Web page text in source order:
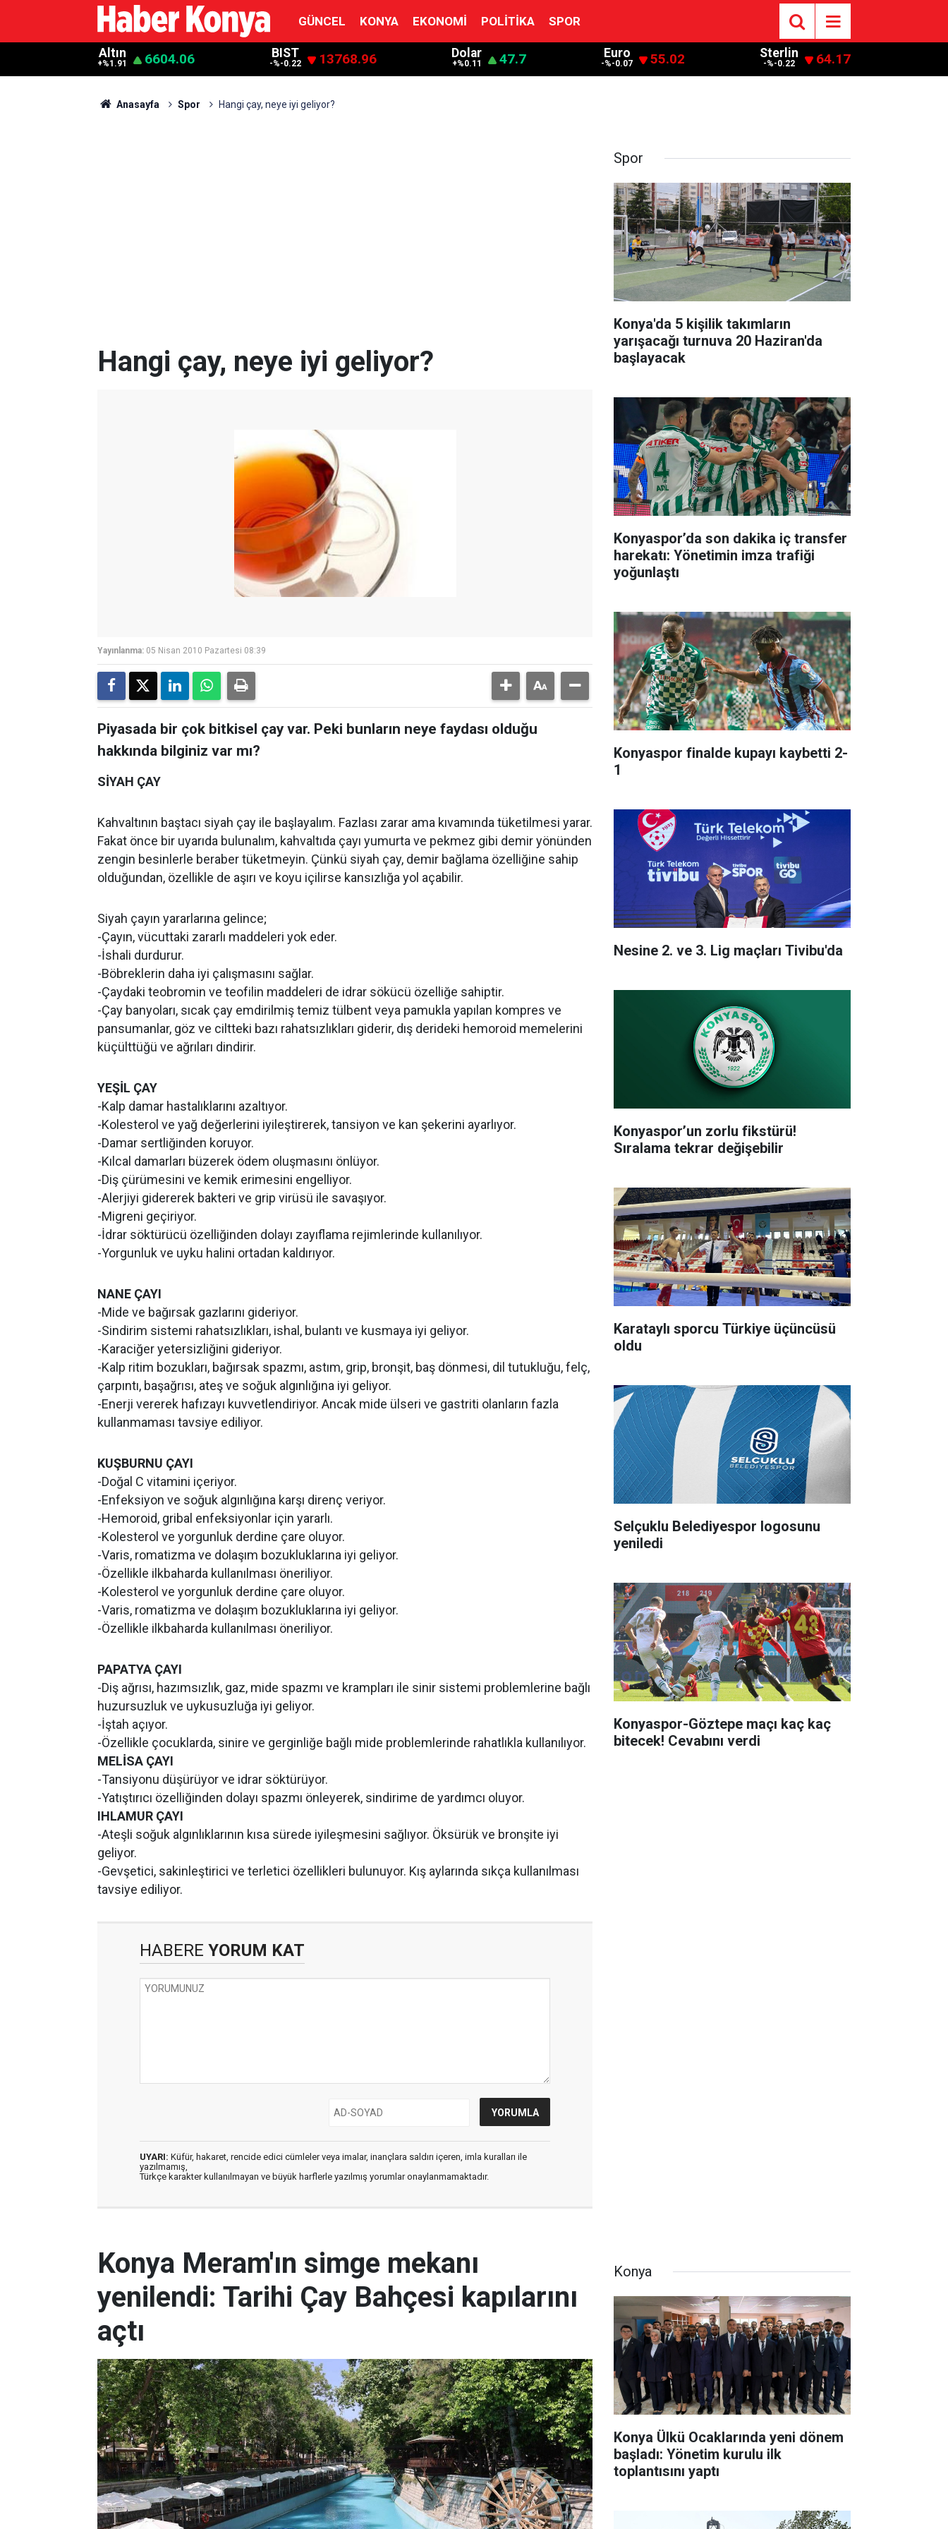
GÜNCEL KONYA EKONOMI POLITIKA SPOR
Altın
+%1.91 6604.06 BIST
-%-0.22 13768.96 Dolar
+%0.11 47.7 Euro
-%-0.07 55.02 Sterlin
-%-0.22 64.17
Anasayfa Spor Hangi çay, neye iyi geliyor?
Hangi çay, neye iyi geliyor?
Yayınlanma: 05 Nisan 2010 Pazartesi 08:39
Piyasada bir çok bitkisel çay var. Peki bunların neye faydası olduğu
hakkında bilginiz var mı?
SİYAH ÇAY
Kahvaltının baştacı siyah çay ile başlayalım. Fazlası zarar ama kıvamında tüketilmesi yarar.
Fakat önce bir uyarıda bulunalım, kahvaltıda çayı yumurta ve pekmez gibi demir yönünden
zengin besinlerle beraber tüketmeyin. Çünkü siyah çay, demir bağlama özelliğine sahip
olduğundan, özellikle de aşırı ve koyu içilirse kansızlığa yol açabilir.
Siyah çayın yararlarına gelince;
-Çayın, vücuttaki zararlı maddeleri yok eder.
-İshali durdurur.
-Böbreklerin daha iyi çalışmasını sağlar.
-Çaydaki teobromin ve teofilin maddeleri de idrar sökücü özelliğe sahiptir.
-Çay banyoları, sıcak çay emdirilmiş temiz tülbent veya pamukla yapılan kompres ve
pansumanlar, göz ve ciltteki bazı rahatsızlıkları giderir, dış derideki hemoroid memelerini
küçülttüğü ve ağrıları dindirir.
YEŞİL ÇAY
-Kalp damar hastalıklarını azaltıyor.
-Kolesterol ve yağ değerlerini iyileştirerek, tansiyon ve kan şekerini ayarlıyor.
-Damar sertliğinden koruyor.
-Kılcal damarları büzerek ödem oluşmasını önlüyor.
-Diş çürümesini ve kemik erimesini engelliyor.
-Alerjiyi gidererek bakteri ve grip virüsü ile savaşıyor.
-Migreni geçiriyor.
-İdrar söktürücü özelliğinden dolayı zayıflama rejimlerinde kullanılıyor.
-Yorgunluk ve uyku halini ortadan kaldırıyor.
NANE ÇAYI
-Mide ve bağırsak gazlarını gideriyor.
-Sindirim sistemi rahatsızlıkları, ishal, bulantı ve kusmaya iyi geliyor.
-Karaciğer yetersizliğini gideriyor.
-Kalp ritim bozukları, bağırsak spazmı, astım, grip, bronşit, baş dönmesi, dil tutukluğu, felç,
çarpıntı, başağrısı, ateş ve soğuk algınlığına iyi geliyor.
-Enerji vererek hafızayı kuvvetlendiriyor. Ancak mide ülseri ve gastriti olanların fazla
kullanmaması tavsiye ediliyor.
KUŞBURNU ÇAYI
-Doğal C vitamini içeriyor.
-Enfeksiyon ve soğuk algınlığına karşı direnç veriyor.
-Hemoroid, gribal enfeksiyonlar için yararlı.
-Kolesterol ve yorgunluk derdine çare oluyor.
-Varis, romatizma ve dolaşım bozukluklarına iyi geliyor.
-Özellikle ilkbaharda kullanılması öneriliyor.
-Kolesterol ve yorgunluk derdine çare oluyor.
-Varis, romatizma ve dolaşım bozukluklarına iyi geliyor.
-Özellikle ilkbaharda kullanılması öneriliyor.
PAPATYA ÇAYI
-Diş ağrısı, hazımsızlık, gaz, mide spazmı ve krampları ile sinir sistemi problemlerine bağlı
huzursuzluk ve uykusuzluğa iyi geliyor.
-İştah açıyor.
-Özellikle çocuklarda, sinire ve gerginliğe bağlı mide problemlerinde rahatlıkla kullanılıyor.
MELİSA ÇAYI
-Tansiyonu düşürüyor ve idrar söktürüyor.
-Yatıştırıcı özelliğinden dolayı spazmı önleyerek, sindirime de yardımcı oluyor.
IHLAMUR ÇAYI
-Ateşli soğuk algınlıklarının kısa sürede iyileşmesini sağlıyor. Öksürük ve bronşite iyi
geliyor.
-Gevşetici, sakinleştirici ve terletici özellikleri bulunuyor. Kış aylarında sıkça kullanılması
tavsiye ediliyor.
HABERE YORUM KAT
UYARI: Küfür, hakaret, rencide edici cümleler veya imalar, inançlara saldırı içeren, imla kuralları ile
yazılmamış,
Türkçe karakter kullanılmayan ve büyük harflerle yazılmış yorumlar onaylanmamaktadır.
Spor
Konya'da 5 kişilik takımların
yarışacağı turnuva 20 Haziran'da
başlayacak
Konyaspor’da son dakika iç transfer
harekatı: Yönetimin imza trafiği
yoğunlaştı
Konyaspor finalde kupayı kaybetti 2-
1
Nesine 2. ve 3. Lig maçları Tivibu'da
Konyaspor’un zorlu fikstürü!
Sıralama tekrar değişebilir
Karataylı sporcu Türkiye üçüncüsü
oldu
Selçuklu Belediyespor logosunu
yeniledi
Konyaspor-Göztepe maçı kaç kaç
bitecek! Cevabını verdi
Konya Meram'ın simge mekanı
yenilendi: Tarihi Çay Bahçesi kapılarını
açtı
Konya
Konya Ülkü Ocaklarında yeni dönem
başladı: Yönetim kurulu ilk
toplantısını yaptı